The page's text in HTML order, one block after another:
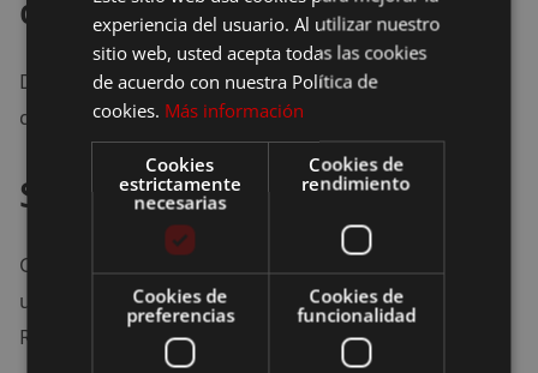
Deslizarte por las dunas doradas es una experiencia
divertida y apta para todos los niveles.
Safari a pie en Zambia
Caminar junto a un guía entre elefantes y búfalos es
una forma intensa de vivir la naturaleza africana.
Requiere atención y respeto.
experiencia del usuario. Al utilizar nuestro
sitio web, usted acepta todas las cookies
de acuerdo con nuestra Política de
cookies. Más información
Cookies
estrictamente
necesarias
Cookies de
rendimiento
Cookies de
preferencias
Cookies de
funcionalidad